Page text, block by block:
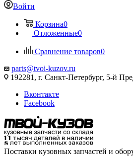
Войти
Корзина0
Отложенные0
Сравнение товаров0
parts@tvoi-kuzov.ru
192281, г. Санкт-Петербург, 5-й
Вконтакте
Facebook
Поставки кузовных запчастей и